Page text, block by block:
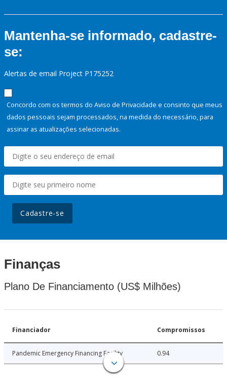
Mantenha-se informado, cadastre-
se:
Alertas de email Project P175252
Concordo com os termos do Aviso de Privacidade e consinto que meus
dados pessoais sejam processados, na medida do necessário, para
assinar as atualizações selecionadas.
Cadastre-se
Finanças
Plano De Financiamento (US$ Milhões)
Financiador Compromissos
Pandemic Emergency Financing Facility 0.94